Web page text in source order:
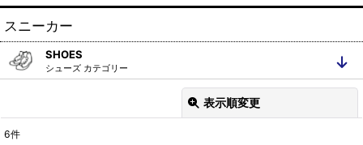
スニーカー
SHOES
シューズ カテゴリー
スニーカー
表示順変更
6件